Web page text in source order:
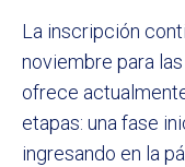
La inscripción
noviembre para
ofrece
etapas: una fase
ingresando en la